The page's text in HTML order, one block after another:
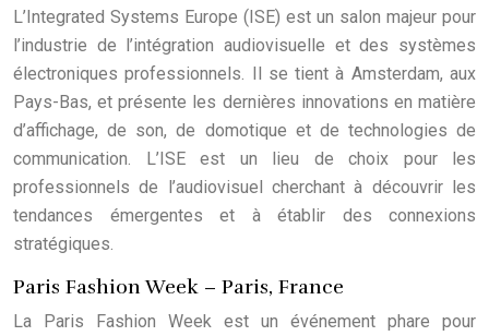
L’Integrated Systems Europe (ISE) est un salon majeur pour
l’industrie de l’intégration audiovisuelle et des systèmes
électroniques professionnels. Il se tient à Amsterdam, aux
Pays-Bas, et présente les dernières innovations en matière
d’affichage, de son, de domotique et de technologies de
communication. L’ISE est un lieu de choix pour les
professionnels de l’audiovisuel cherchant à découvrir les
tendances émergentes et à établir des connexions
stratégiques.
Paris Fashion Week – Paris, France
La Paris Fashion Week est un événement phare pour